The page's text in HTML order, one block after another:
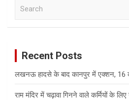
Recent Posts
लखनऊ हादसे के बाद कानपुर में एक्शन, 16
राम मंदिर में चढ़ावा गिनने वाले कर्मियों के